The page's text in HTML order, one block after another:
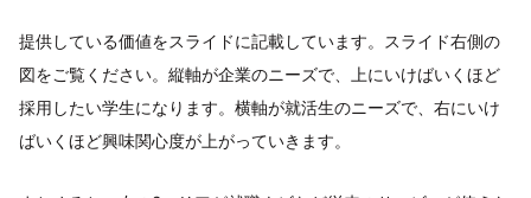
提供している価値をスライドに記載しています。スライド右側の
図をご覧ください。縦軸が企業のニーズで、上にいけばいくほど
採用したい学生になります。横軸が就活生のニーズで、右にいけ
ばいくほど興味関心度が上がっていきます。